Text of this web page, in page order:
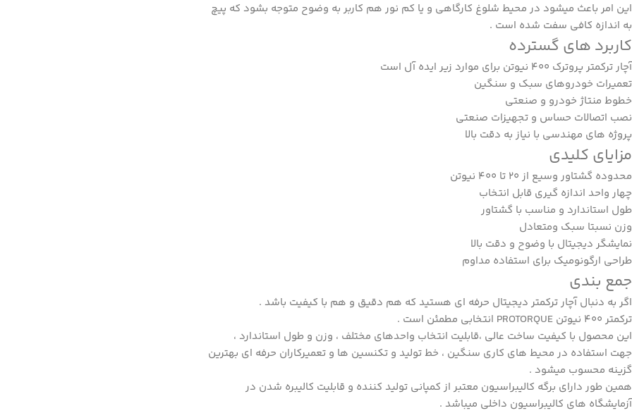
این امر باعث میشود در محیط شلوغ کارگاهی و یا کم نور هم کاربر به وضوح متوجه بشود که پیچ
به اندازه کافی سفت شده است .
کاربرد های گسترده
آچارترکمتر پروترک 400 نیوتن برای موارد زیر ایده آل است
تعمیرات خودروهای سبک و سنگین
خطوط منتاژ خودرو و صنعتی
نصب اتصالات حساس و تجهیزات صنعتی
پروژه های مهندسی با نیاز به دقت بالا
مزایای کلیدی
محدوده گشتاور وسیع از 20 تا 400 نیوتن
چهار واحد اندازه گیری قابل انتخاب
طول استاندارد و مناسب با گشتاور
وزن نسبتا سبک ومتعادل
نمایشگر دیجیتال با وضوح و دقت بالا
طراحی ارگونومیک برای استفاده مداوم
جمع بندی
اگر به دنبال آچار ترکمتر دیجیتال حرفه ای هستید که هم دقیق و هم با کیفیت باشد .
ترکمتر 400 نیوتن PROTORQUE انتخابی مطمئن است .
این محصول با کیفیت ساخت عالی ،قابلیت انتخاب واحدهای مختلف ، وزن و طول استاندارد ،
جهت استفاده در محیط های کاری سنگین ، خط تولید و تکنسین ها و تعمیرکاران حرفه ای بهترین
گزینه محسوب میشود .
همین طور دارای برگه کالیبراسیون معتبر از کمپانی تولید کننده و قابلیت کالیبره شدن در
آزمایشگاه های کالیبراسیون داخلی میباشد .